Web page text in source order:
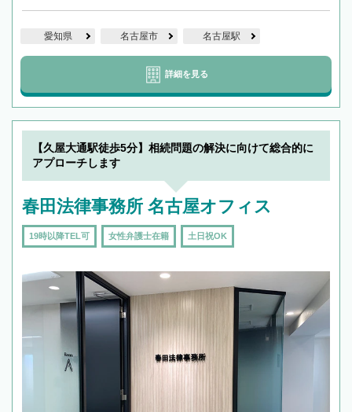
愛知県 名古屋市 名古屋駅
詳細を見る
【久屋大通駅徒歩5分】相続問題の解決に向けて総合的に
アプローチします
春田法律事務所 名古屋オフィス
19時以降TEL可 女性弁護士在籍 土日祝OK